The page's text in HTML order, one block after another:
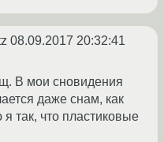
08.09.2017 20:32:41
В мои сновидения
даже снам, как
так, что пластиковые